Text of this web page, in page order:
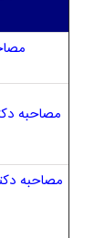
مصاحبه
مصاحبه